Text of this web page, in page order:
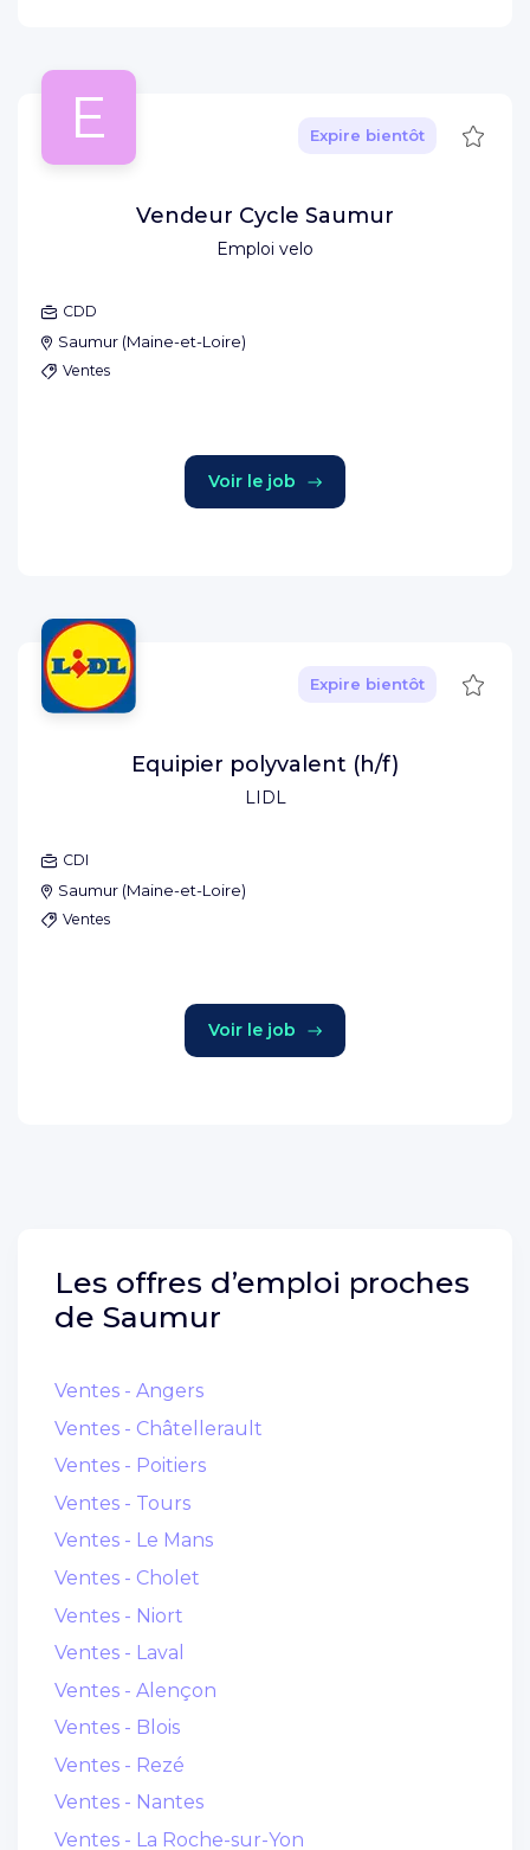
E
Emploi velo
Expire bientôt
Vendeur Cycle Saumur
CDD
Saumur (Maine-et-Loire)
Ventes
Voir le job
LIDL
Expire bientôt
Equipier polyvalent (h/f)
CDI
Saumur (Maine-et-Loire)
Ventes
Voir le job
Les offres d’emploi proches
de Saumur
Ventes - Angers
Ventes - Châtellerault
Ventes - Poitiers
Ventes - Tours
Ventes - Le Mans
Ventes - Cholet
Ventes - Niort
Ventes - Laval
Ventes - Alençon
Ventes - Blois
Ventes - Rezé
Ventes - Nantes
Ventes - La Roche-sur-Yon